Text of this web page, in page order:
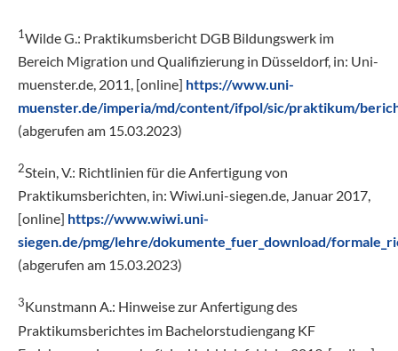
1Wilde G.: Praktikumsbericht DGB Bildungswerk im
Bereich Migration und Qualifizierung in Düsseldorf, in: Uni-
muenster.de, 2011, [online] https://www.uni-
muenster.de/imperia/md/content/ifpol/sic/praktikum/
(abgerufen am 15.03.2023)
2Stein, V.: Richtlinien für die Anfertigung von
Praktikumsberichten, in: Wiwi.uni-siegen.de, Januar 2017,
[online] https://www.wiwi.uni-
siegen.de/pmg/lehre/dokumente_fuer_download/
(abgerufen am 15.03.2023)
3Kunstmann A.: Hinweise zur Anfertigung des
Praktikumsberichtes im Bachelorstudiengang KF